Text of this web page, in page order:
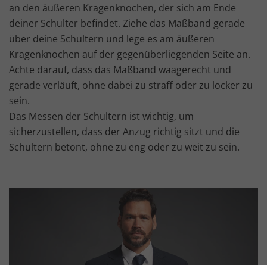
an den äußeren Kragenknochen, der sich am Ende
deiner Schulter befindet. Ziehe das Maßband gerade
über deine Schultern und lege es am äußeren
Kragenknochen auf der gegenüberliegenden Seite an.
Achte darauf, dass das Maßband waagerecht und
gerade verläuft, ohne dabei zu straff oder zu locker zu
sein.
Das Messen der Schultern ist wichtig, um
sicherzustellen, dass der Anzug richtig sitzt und die
Schultern betont, ohne zu eng oder zu weit zu sein.